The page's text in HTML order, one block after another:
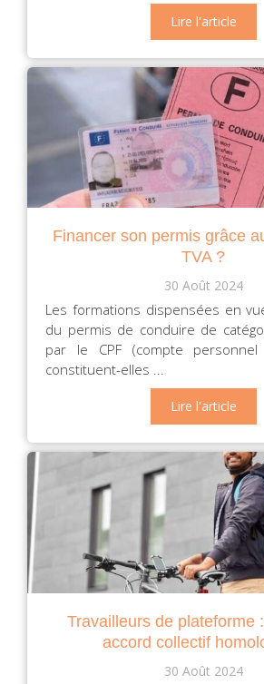
Lire l'article
Financer son permis grâce
TVA ?
30 Août 2024
Les formations dispensées en
du permis de conduire de
par le CPF (compte
constituent-elles ...
Lire l'article
Travailleurs de plateforme
accord collectif
30 Août 2024